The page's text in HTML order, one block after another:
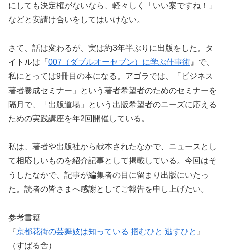
にしても決定権がないなら、軽々しく「いい案ですね！」
などと安請け合いをしてはいけない。
さて、話は変わるが、実は約3年半ぶりに出版をした。タ
イトルは『007（ダブルオーセブン）に学ぶ仕事術 』で、
私にとっては9冊目の本になる。アゴラでは、「ビジネス
著者養成セミナー」という著者希望者のためのセミナーを
隔月で、「出版道場」という出版希望者のニーズに応える
ための実践講座を年2回開催している。
私は、著者や出版社から献本されたなかで、ニュースとし
て相応しいものを紹介記事として掲載している。今回はそ
うしたなかで、記事が編集者の目に留まり出版にいたっ
た。読者の皆さまへ感謝としてご報告を申し上げたい。
参考書籍
『京都花街の芸舞妓は知っている 掴むひと 逃すひと 』
（すばる舎）